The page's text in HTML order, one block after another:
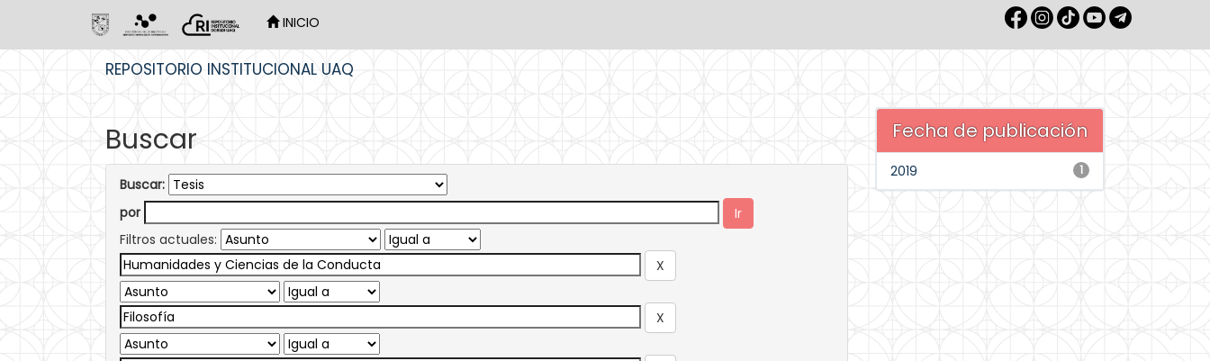
INICIO
REPOSITORIO INSTITUCIONAL UAQ
Buscar
Buscar:
por
Filtros actuales:
Fecha de publicación
1
2019